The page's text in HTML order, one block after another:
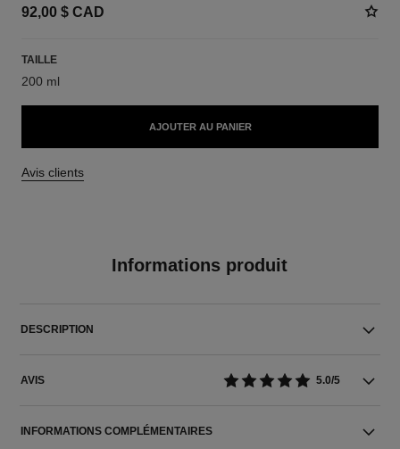
92,00 $ CAD
TAILLE
200 ml
AJOUTER AU PANIER
Avis clients
Informations produit
DESCRIPTION
AVIS 5.0/5
INFORMATIONS COMPLÉMENTAIRES